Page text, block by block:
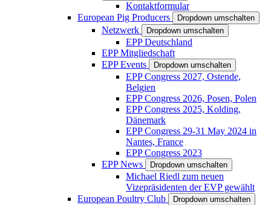
Kontaktformular
European Pig Producers
Dropdown umschalten
Netzwerk Dropdown umschalten
EPP Deutschland
EPP Mitgliedschaft
EPP Events
Dropdown umschalten
EPP Congress 2027, Ostende,
Belgien
EPP Congress 2026, Posen, Polen
EPP Congress 2025, Kolding,
Dänemark
EPP Congress 29-31 May 2024 in
Nantes, France
EPP Congress 2023
EPP News
Dropdown umschalten
Michael Riedl zum neuen
Vizepräsidenten der EVP gewählt
European Poultry Club
Dropdown umschalten